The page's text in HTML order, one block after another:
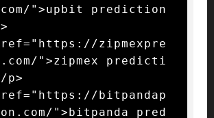
">upbit prediction
zipmexpre
">zipmex predicti
p>
bitpandap
">bitpanda pred